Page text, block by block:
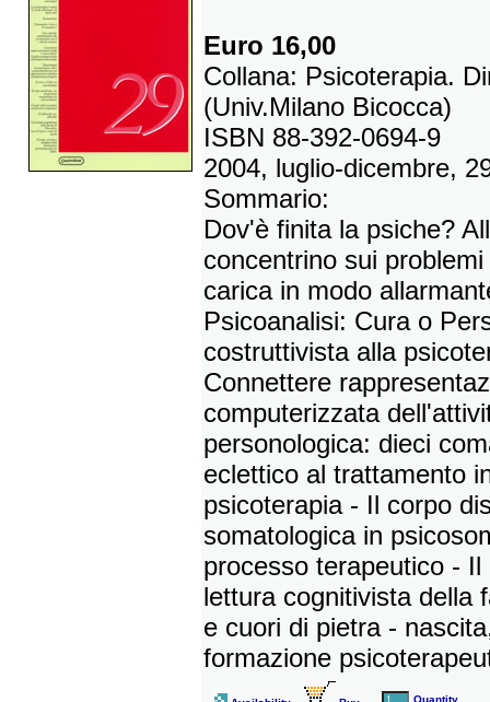
Euro 16,00
Collana: Psicoterapia.
(Univ.Milano Bicocca)
ISBN 88-392-0694-9
2004, luglio-dicembre,
Sommario:
Dov'è finita la psiche?
concentrino sui
carica in modo
Psicoanalisi: Cura o
costruttivista alla
Connettere
computerizzata
personologica: dieci
eclettico al trattamento
psicoterapia - Il corpo
somatologica in
processo terapeutico -
lettura cognitivista della
e cuori di pietra -
formazione
Quantity